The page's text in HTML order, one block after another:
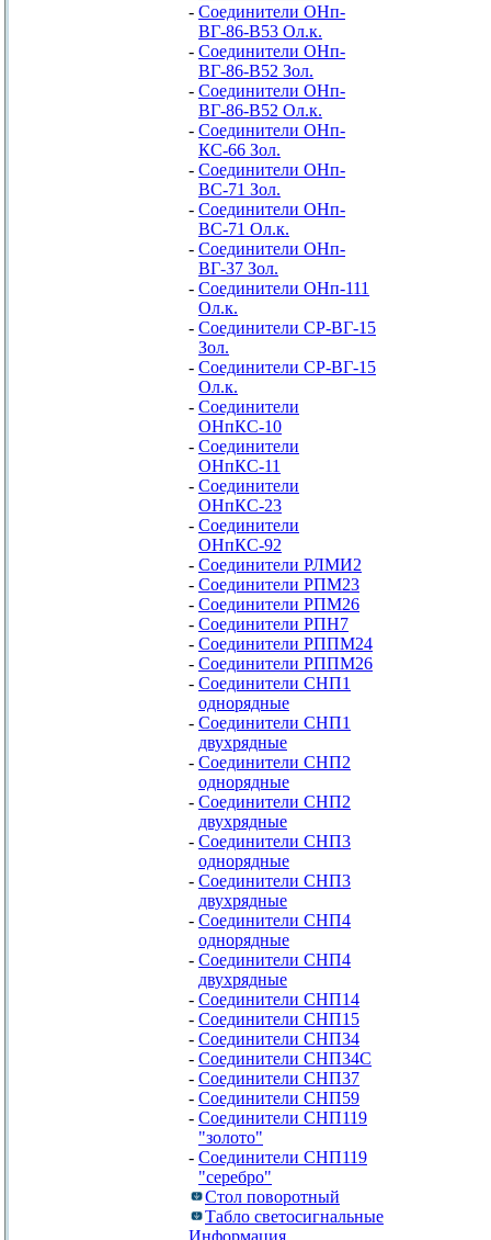
- Соединители ОНп-
ВГ-86-В53 Ол.к.
- Соединители ОНп-
ВГ-86-В52 Зол.
- Соединители ОНп-
ВГ-86-В52 Ол.к.
- Соединители ОНп-
КС-66 Зол.
- Соединители ОНп-
ВС-71 Зол.
- Соединители ОНп-
ВС-71 Ол.к.
- Соединители ОНп-
ВГ-37 Зол.
- Соединители ОНп-111
Ол.к.
- Соединители СР-ВГ-15
Зол.
- Соединители СР-ВГ-15
Ол.к.
- Соединители
ОНпКС-10
- Соединители
ОНпКС-11
- Соединители
ОНпКС-23
- Соединители
ОНпКС-92
- Соединители РЛМИ2
- Соединители РПМ23
- Соединители РПМ26
- Соединители РПН7
- Соединители РППМ24
- Соединители РППМ26
- Соединители СНП1
однорядные
- Соединители СНП1
двухрядные
- Соединители СНП2
однорядные
- Соединители СНП2
двухрядные
- Соединители СНП3
однорядные
- Соединители СНП3
двухрядные
- Соединители СНП4
однорядные
- Соединители СНП4
двухрядные
- Соединители СНП14
- Соединители СНП15
- Соединители СНП34
- Соединители СНП34С
- Соединители СНП37
- Соединители СНП59
- Соединители СНП119
"золото"
- Соединители СНП119
"серебро"
Стол поворотный
Табло светосигнальные
Информация